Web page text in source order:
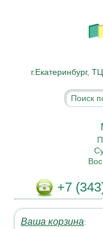
г.Екатеринбург,
+7
Ваша корзина: